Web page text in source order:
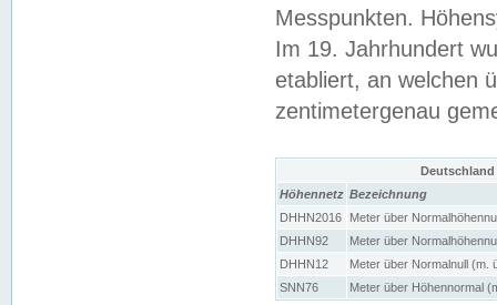
Messpunkten.
Im 19. Jahrhundert
etabliert, an welchen
zentimetergenau
Höhennetz Bezeichnung
DHHN2016
Meter über
DHHN92
Meter über
DHHN12
Meter über Normalnull (m.
SNN76
Meter über Höhennormal